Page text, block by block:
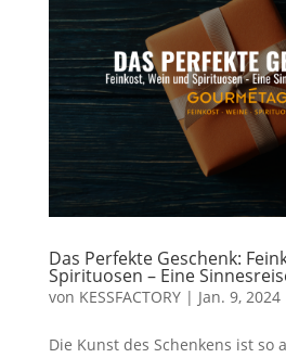
Das Perfekte Geschenk:
Spirituosen – Eine
von KESSFACTORY| Jan. 9, 2024
Die Kunst des Schenkens ist so